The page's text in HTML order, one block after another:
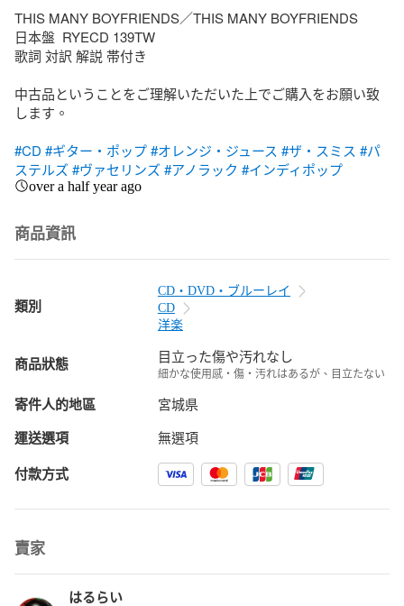
THIS MANY BOYFRIENDS／THIS MANY BOYFRIENDS
日本盤  RYECD 139TW
歌詞 対訳 解説 帯付き
中古品ということをご理解いただいた上でご購入をお願い致
します。
#CD #ギター・ポップ#オレンジ・ジュース #ザ・スミス #パ
ステルズ #ヴァセリンズ #アノラック #インディポップ
over a half year ago
商品資訊
類別
CD・DVD・ブルーレイ
CD
洋楽
商品狀態 目立った傷や汚れなし
細かな使用感・傷・汚れはあるが、目立たない
寄件人的地區 宮城県
運送選項 無選項
付款方式
賣家
はるらい